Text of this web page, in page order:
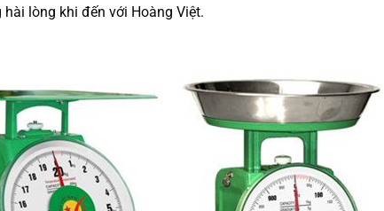
lòng khi đến với Hoàng Việt.